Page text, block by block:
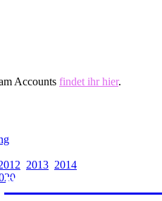
mit dem Zug von
Wandern, Surfen,
Sightseeing,
ein Roadtrip
> zu allen
Accounts findet ihr hier.
2013 2014